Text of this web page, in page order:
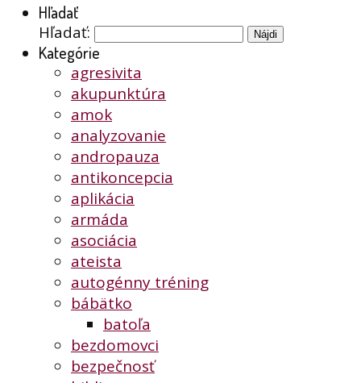
Hľadať
Hľadať:
Kategórie
agresivita
akupunktúra
amok
analyzovanie
andropauza
antikoncepcia
aplikácia
armáda
asociácia
ateista
autogénny tréning
bábätko
batoľa
bezdomovci
bezpečnosť